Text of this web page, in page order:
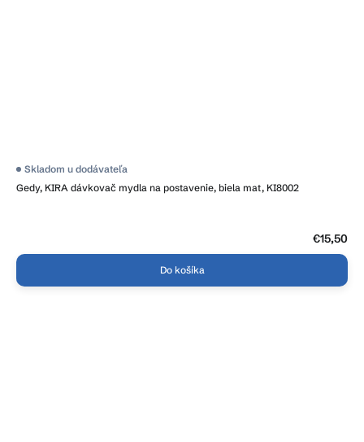
Gedy, KIRA dávkovač mydla na postavenie, biela mat, KI8002
Skladom u dodávateľa
€15,50
Do košíka